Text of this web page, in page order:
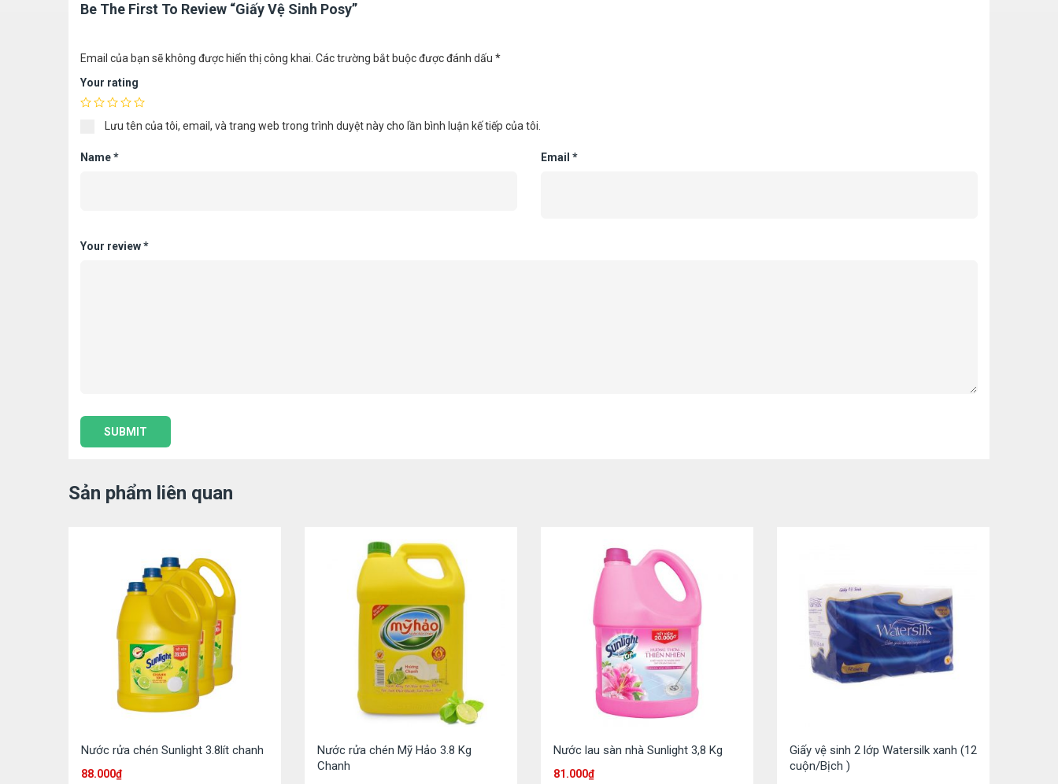
Be The First To Review “Giấy Vệ Sinh Posy”
Email của bạn sẽ không được hiển thị công khai. Các trường bắt buộc được đánh dấu *
Your rating
Lưu tên của tôi, email, và trang web trong trình duyệt này cho lần bình luận kế tiếp của tôi.
Name* Email *
Your review*
Sản phẩm liên quan
Nước rửa chén Sunlight 3.8lít chanh
88.000₫
Nước rửa chén Mỹ Hảo 3.8 Kg
Chanh
Nước lau sàn nhà Sunlight 3,8 Kg
81.000₫
Giấy vệ sinh 2 lớp Watersilk xanh (12
cuộn/Bịch )